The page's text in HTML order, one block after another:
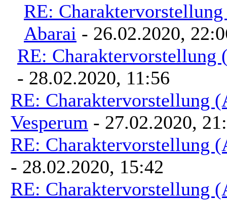
RE:
Abarai - 26.02.2020,
RE: Charaktervorstellung
- 28.02.2020, 11:56
RE: Charaktervorstellung
Vesperum - 27.02.2020,
RE: Charaktervorstellung
- 28.02.2020, 15:42
RE: Charaktervorstellung